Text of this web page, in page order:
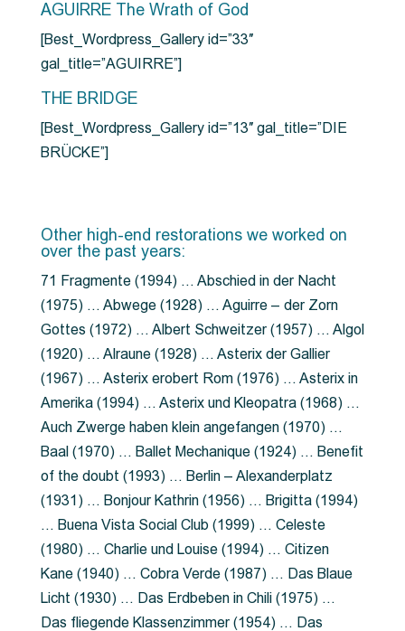
AGUIRRE The Wrath of God
[Best_Wordpress_Gallery id=”33″
gal_title=”AGUIRRE”]
THE BRIDGE
[Best_Wordpress_Gallery id=”13″ gal_title=”DIE
BRÜCKE”]
Other high-end restorations we worked on
over the past years:
71 Fragmente (1994) … Abschied in der Nacht
(1975) … Abwege (1928) … Aguirre – der Zorn
Gottes (1972) … Albert Schweitzer (1957) … Algol
(1920) … Alraune (1928) … Asterix der Gallier
(1967) … Asterix erobert Rom (1976) … Asterix in
Amerika (1994) … Asterix und Kleopatra (1968) …
Auch Zwerge haben klein angefangen (1970) …
Baal (1970) … Ballet Mechanique (1924) … Benefit
of the doubt (1993) … Berlin – Alexanderplatz
(1931) … Bonjour Kathrin (1956) … Brigitta (1994)
… Buena Vista Social Club (1999) … Celeste
(1980) … Charlie und Louise (1994) … Citizen
Kane (1940) … Cobra Verde (1987) … Das Blaue
Licht (1930) … Das Erdbeben in Chili (1975) …
Das fliegende Klassenzimmer (1954) … Das